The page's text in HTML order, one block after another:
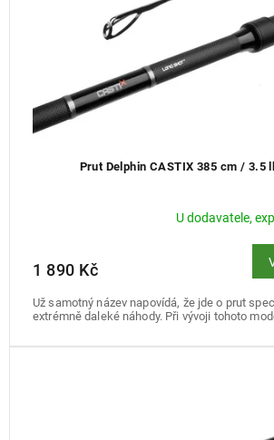
Prut Delphin CASTIX 385 cm / 3.5
U dodavatele,
1 890 Kč
Už samotný název napovídá, že jde o prut
extrémně daleké náhody. Při vývoji tohoto